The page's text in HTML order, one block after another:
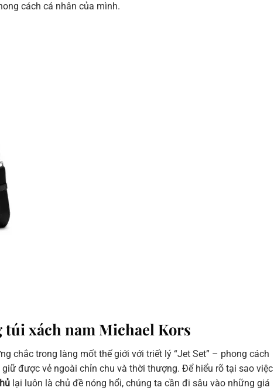
cách cá nhân của mình.
xách nam Michael Kors
chắc trong làng mốt thế giới với triết lý “Jet Set” – phong cách
được vẻ ngoài chỉn chu và thời thượng. Để hiểu rõ tại sao việc
lại luôn là chủ đề nóng hổi, chúng ta cần đi sâu vào những giá